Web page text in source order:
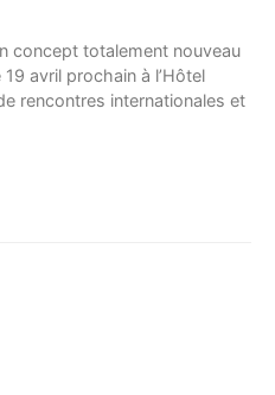
concept totalement nouveau
avril prochain à l’Hôtel
rencontres internationales et